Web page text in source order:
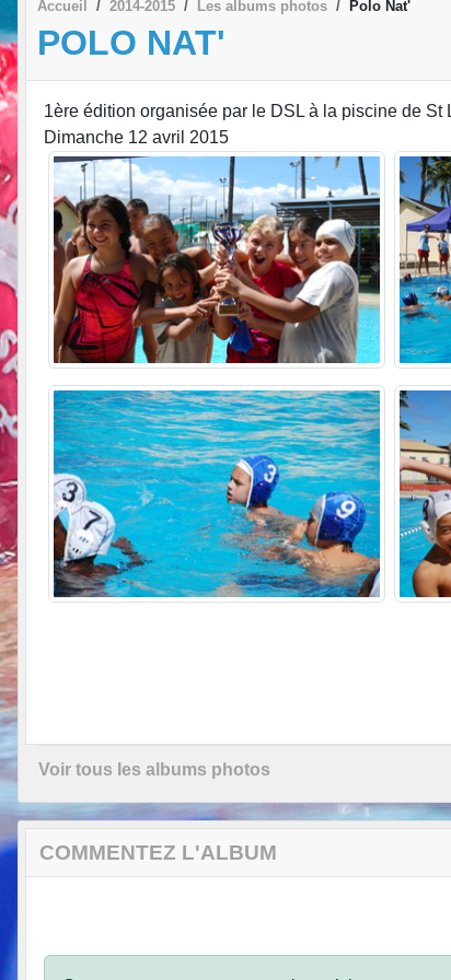
Accueil 2014-2015 Les albums photos Polo Nat'
POLO NAT'
1ère édition organisée par le DSL à la piscine de St
Dimanche 12 avril 2015
Voir tous les albums photos
COMMENTEZ L'ALBUM